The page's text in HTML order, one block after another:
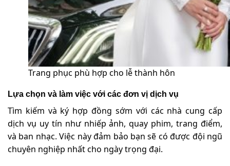
Trang phục phù hợp cho lễ thành hôn
Lựa chọn và làm việc với các đơn vị dịch vụ
Tìm kiếm và ký hợp đồng sớm với các nhà cung cấp
dịch vụ uy tín như nhiếp ảnh, quay phim, trang điểm,
và ban nhạc. Việc này đảm bảo bạn sẽ có được đội ngũ
chuyên nghiệp nhất cho ngày trọng đại.